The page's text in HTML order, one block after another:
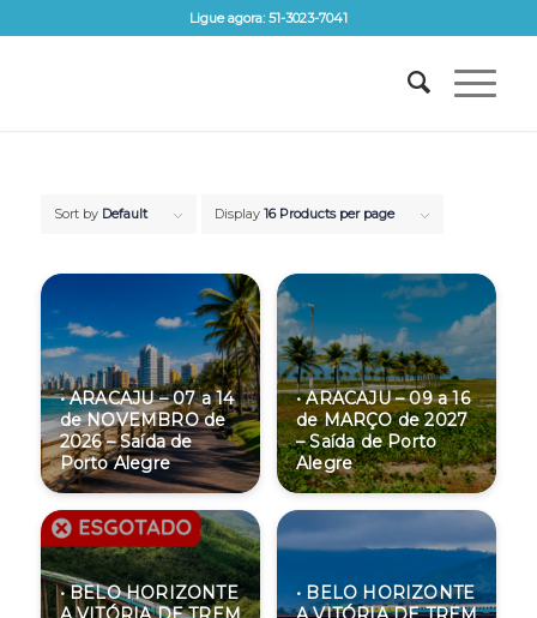
Ligue agora: 51-3023-7041
Sort by Default Display 16 Products per page
• ARACAJU – 07 a 14
de NOVEMBRO de
2026 – Saída de
Porto Alegre
• ARACAJU – 09 a 16
de MARÇO de 2027
– Saída de Porto
Alegre
• BELO HORIZONTE
• BELO HORIZONTE